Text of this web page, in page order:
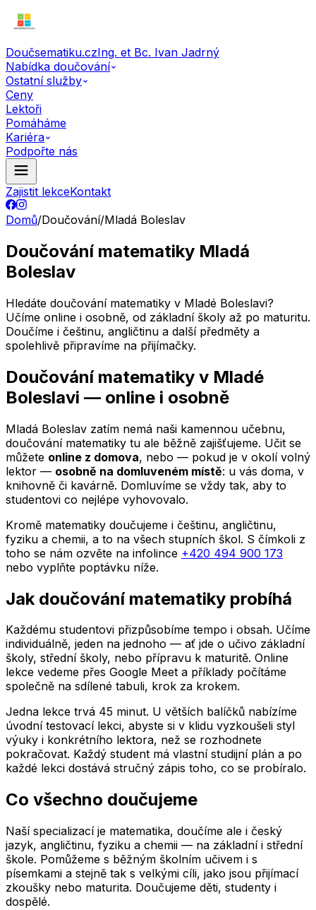
Doučsematiku.czIng. et Bc. Ivan Jadrný
Nabídka doučování
Ostatní služby
Ceny
Lektoři
Pomáháme
Kariéra
Podpořte nás
Zajistit lekceKontakt
Domů/Doučování/Mladá Boleslav
Doučování matematiky Mladá
Boleslav
Hledáte doučování matematiky v Mladé Boleslavi?
Učíme online i osobně, od základní školy až po maturitu.
Doučíme i češtinu, angličtinu a další předměty a
spolehlivě připravíme na přijímačky.
Doučování matematiky v Mladé
Boleslavi — online i osobně
Mladá Boleslav zatím nemá naši kamennou učebnu,
doučování matematiky tu ale běžně zajišťujeme. Učit se
můžete online z domova, nebo — pokud je v okolí volný
lektor — osobně na domluveném místě: u vás doma, v
knihovně či kavárně. Domluvíme se vždy tak, aby to
studentovi co nejlépe vyhovovalo.
Kromě matematiky doučujeme i češtinu, angličtinu,
fyziku a chemii, a to na všech stupních škol. S čímkoli z
toho se nám ozvěte na infolince +420 494 900 173
nebo vyplňte poptávku níže.
Jak doučování matematiky probíhá
Každému studentovi přizpůsobíme tempo i obsah. Učíme
individuálně, jeden na jednoho — ať jde o učivo základní
školy, střední školy, nebo přípravu k maturitě. Online
lekce vedeme přes Google Meet a příklady počítáme
společně na sdílené tabuli, krok za krokem.
Jedna lekce trvá 45 minut. U větších balíčků nabízíme
úvodní testovací lekci, abyste si v klidu vyzkoušeli styl
výuky i konkrétního lektora, než se rozhodnete
pokračovat. Každý student má vlastní studijní plán a po
každé lekci dostává stručný zápis toho, co se probíralo.
Co všechno doučujeme
Naší specializací je matematika, doučíme ale i český
jazyk, angličtinu, fyziku a chemii — na základní i střední
škole. Pomůžeme s běžným školním učivem i s
písemkami a stejně tak s velkými cíli, jako jsou přijímací
zkoušky nebo maturita. Doučujeme děti, studenty i
dospělé.